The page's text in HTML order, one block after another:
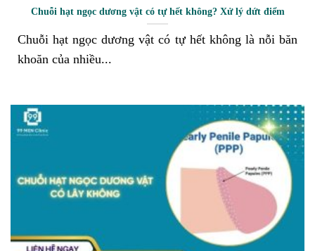
Chuỗi hạt ngọc dương vật có tự hết không? Xử lý dứt điểm
Chuỗi hạt ngọc dương vật có tự hết không là nỗi băn
khoăn của nhiều...